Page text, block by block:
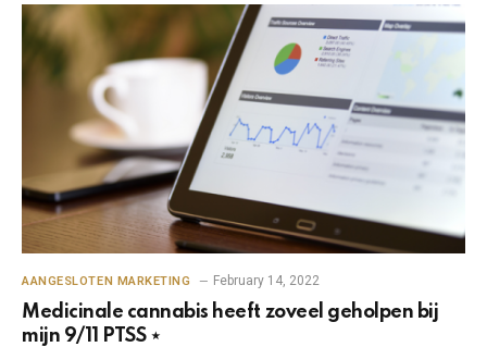
AANGESLOTEN MARKETING February 14, 2022
Medicinale cannabis heeft zoveel geholpen bij
mijn 9/11 PTSS ⋆